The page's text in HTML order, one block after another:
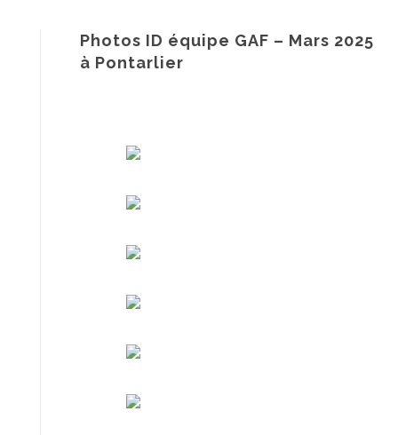
Photos ID équipe GAF – Mars 2025
à Pontarlier